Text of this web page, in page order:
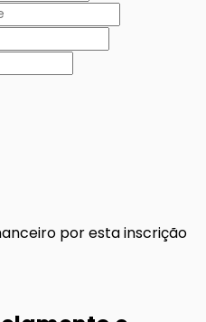
por esta inscrição